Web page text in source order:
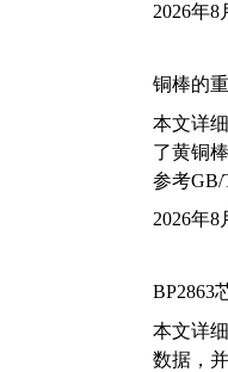
2026年8
铜棒的
本文详
了黄铜
参考GB/
2026年8
BP2863
本文详
数据，